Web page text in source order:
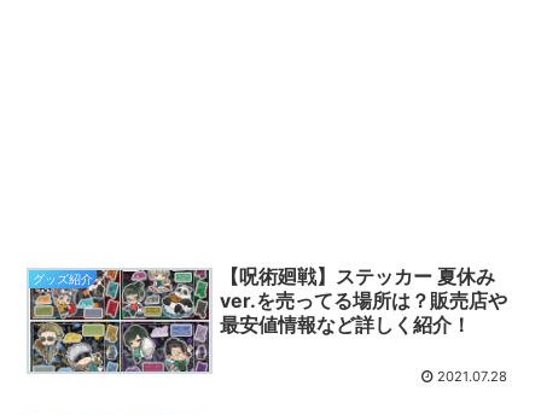
グッズ紹介
【呪術廻戦】ステッカー 夏休み
ver.を売ってる場所は？販売店や
最安値情報など詳しく紹介！
2021.07.28